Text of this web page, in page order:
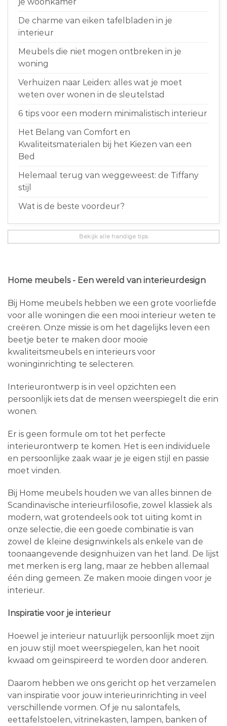
je woonkamer
De charme van eiken tafelbladen in je
interieur
Meubels die niet mogen ontbreken in je
woning
Verhuizen naar Leiden: alles wat je moet
weten over wonen in de sleutelstad
6 tips voor een modern minimalistisch interieur
Het Belang van Comfort en
Kwaliteitsmaterialen bij het Kiezen van een
Bed
Helemaal terug van weggeweest: de Tiffany
stijl
Wat is de beste voordeur?
Bekijk alle handige tips
Home meubels - Een wereld van interieurdesign
Bij Home meubels hebben we een grote voorliefde
voor alle woningen die een mooi interieur weten te
creëren. Onze missie is om het dagelijks leven een
beetje beter te maken door mooie
kwaliteitsmeubels en interieurs voor
woninginrichting te selecteren.
Interieurontwerp is in veel opzichten een
persoonlijk iets dat de mensen weerspiegelt die erin
wonen.
Er is geen formule om tot het perfecte
interieurontwerp te komen. Het is een individuele
en persoonlijke zaak waar je je eigen stijl en passie
moet vinden.
Bij Home meubels houden we van alles binnen de
Scandinavische interieurfilosofie, zowel klassiek als
modern, wat grotendeels ook tot uiting komt in
onze selectie, die een goede combinatie is van
zowel de kleine designwinkels als enkele van de
toonaangevende designhuizen van het land. De lijst
met merken is erg lang, maar ze hebben allemaal
één ding gemeen. Ze maken mooie dingen voor je
interieur.
Inspiratie voor je interieur
Hoewel je interieur natuurlijk persoonlijk moet zijn
en jouw stijl moet weerspiegelen, kan het nooit
kwaad om geïnspireerd te worden door anderen.
Daarom hebben we ons gericht op het verzamelen
van inspiratie voor jouw interieurinrichting in veel
verschillende vormen. Of je nu salontafels,
eettafelstoelen, vitrinekasten, lampen, banken of